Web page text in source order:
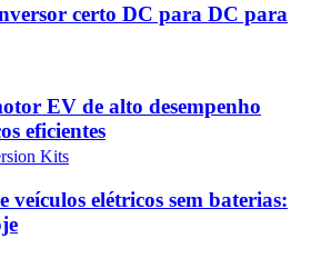
certo DC para DC para
EV de alto desempenho
eficientes
veículos elétricos sem baterias: